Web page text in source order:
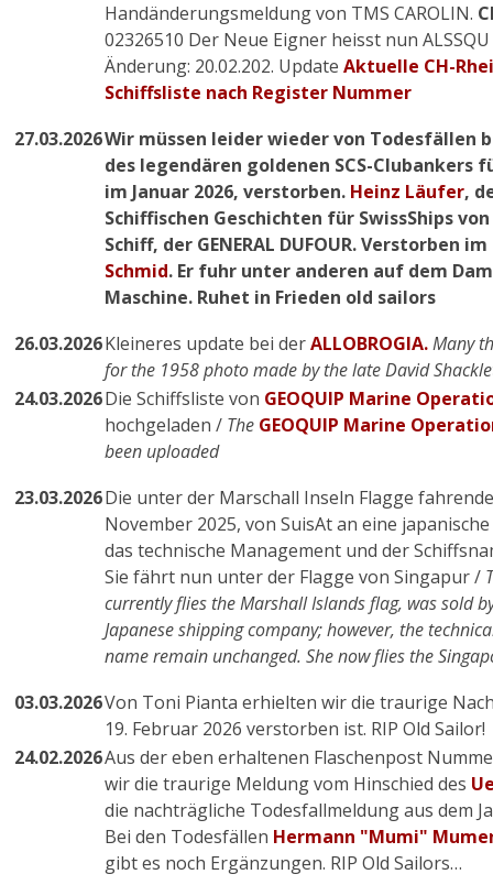
Handänderungsmeldung von TMS CAROLIN.
02326510 Der Neue Eigner heisst nun ALSSQU
Änderung: 20.02.202. Update Aktuelle CH-
Schiffsliste nach Register Nummer
27.03.2026Wir müssen leider wieder von Todesfällen
des legendären goldenen SCS-Clubankers
im Januar 2026, verstorben. Heinz Läufer,
Schiffischen Geschichten für SwissShips
Schiff, der GENERAL DUFOUR. Verstorben
Schmid. Er fuhr unter anderen auf dem
Maschine. Ruhet in Frieden old sailors
26.03.2026Kleineres update bei derALLOBROGIA.Many
for the 1958 photo made by the late David
24.03.2026Die Schiffsliste von GEOQUIP Marine
hochgeladen / The GEOQUIP Marine
been uploaded
23.03.2026Die unter der Marschall Inseln Flagge
November 2025, von SuisAt an eine
das technische Management und der
Sie fährt nun unter der Flagge von Singapur /
currently flies the Marshall Islands flag, was sold
Japanese shipping company; however, the
name remain unchanged. She now flies the
03.03.2026Von Toni Pianta erhielten wir die traurige
19. Februar 2026 verstorben ist. RIP Old Sailor!
24.02.2026Aus der eben erhaltenen Flaschenpost
wir die traurige Meldung vom Hinschied des
die nachträgliche Todesfallmeldung aus dem
Bei den Todesfällen Hermann "Mumi"
gibt es noch Ergänzungen. RIP Old Sailors…